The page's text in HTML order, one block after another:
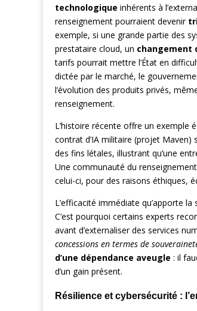
technologique inhérents à
renseignement pourraient devenir
exemple, si une grande partie des
prestataire cloud, un changement
tarifs pourrait mettre l’État en
dictée par le marché, le
l’évolution des produits privés,
renseignement.
L’histoire récente offre un exemple
contrat d’IA militaire (projet Maven)
des fins létales, illustrant qu’une
Une communauté du
celui-ci, pour des raisons éthiques,
L’efficacité immédiate qu’apporte
C’est pourquoi certains experts
avant d’externaliser des services
concessions en termes de
d’une dépendance aveugle : il
d’un gain présent.
Résilience et cybersécurité :